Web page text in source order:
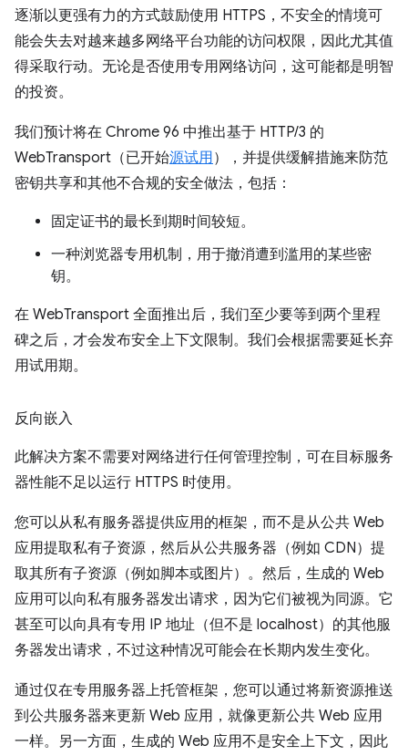
逐渐以更强有力的方式鼓励使用 HTTPS，不安全的情境可
能会失去对越来越多网络平台功能的访问权限，因此尤其值
得采取行动。无论是否使用专用网络访问，这可能都是明智
的投资。
我们预计将在 Chrome 96 中推出基于 HTTP/3 的
WebTransport（已开始源试用），并提供缓解措施来防范
密钥共享和其他不合规的安全做法，包括：
固定证书的最长到期时间较短。
一种浏览器专用机制，用于撤消遭到滥用的某些密
钥。
在 WebTransport 全面推出后，我们至少要等到两个里程
碑之后，才会发布安全上下文限制。我们会根据需要延长弃
用试用期。
反向嵌入
此解决方案不需要对网络进行任何管理控制，可在目标服务
器性能不足以运行 HTTPS 时使用。
您可以从私有服务器提供应用的框架，而不是从公共 Web
应用提取私有子资源，然后从公共服务器（例如 CDN）提
取其所有子资源（例如脚本或图片）。然后，生成的 Web
应用可以向私有服务器发出请求，因为它们被视为同源。它
甚至可以向具有专用 IP 地址（但不是 localhost）的其他服
务器发出请求，不过这种情况可能会在长期内发生变化。
通过仅在专用服务器上托管框架，您可以通过将新资源推送
到公共服务器来更新 Web 应用，就像更新公共 Web 应用
一样。另一方面，生成的 Web 应用不是安全上下文，因此